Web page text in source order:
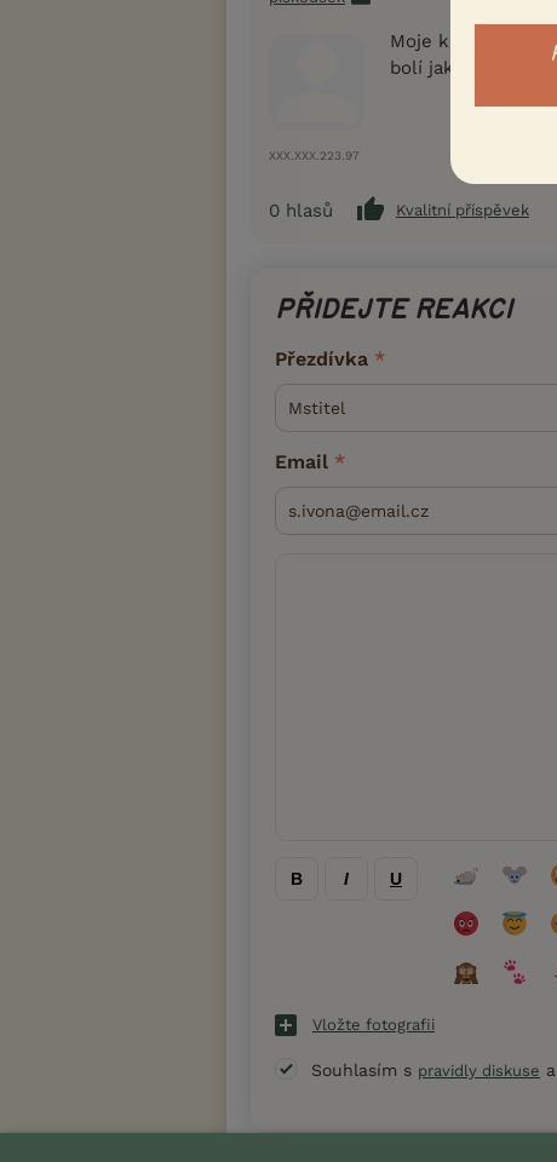
XXX.XXX.223.97
Moje kamarádka
bolí jak ho bere
0 hlasů Kvalitní příspěvek
PŘIDEJTE REAKCI
Přezdívka
Email
B I U
Vložte fotografii
Souhlasím s pravidly diskuse a